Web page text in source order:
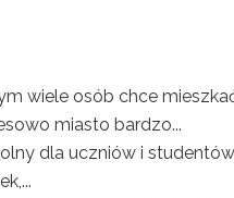
wiele osób chce
miasto bardzo...
dla uczniów i